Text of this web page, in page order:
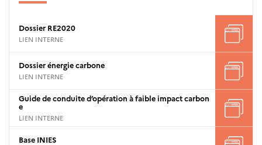
Dossier RE2020
LIEN INTERNE
Dossier énergie carbone
LIEN INTERNE
Guide de conduite d’opération à faible impact carbon
e
LIEN INTERNE
Base INIES